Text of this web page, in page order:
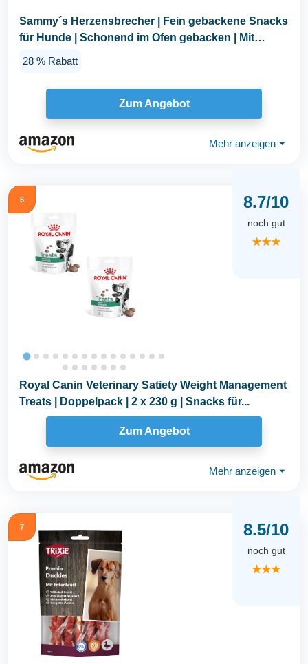
Sammy´s Herzensbrecher | Fein gebackene Snacks
für Hunde | Schonend im Ofen gebacken | Mit
28 % Rabatt
Zum Angebot
Mehr anzeigen ⏷
6 8.7/10
noch gut
★★★
Royal Canin Veterinary Satiety Weight Management
Treats | Doppelpack | 2 x 230 g | Snacks für...
Zum Angebot
Mehr anzeigen ⏷
7 8.5/10
noch gut
★★★